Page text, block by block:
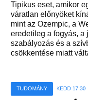
Tipikus eset, amikor
váratlan előnyöket
mint az Ozempic, a
eredetileg a fogyás, a
szabályozás és a
csökkentése miatt
TUDOMÁNY KEDD 17:30